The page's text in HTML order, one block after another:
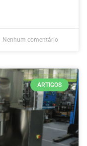
Nenhum comentário
ARTIGOS